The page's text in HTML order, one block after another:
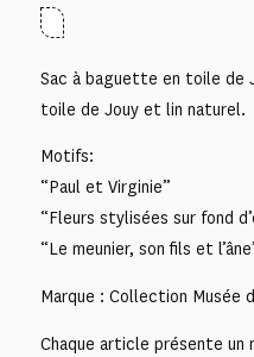
Sac à baguette en toile de
toile de Jouy et lin naturel.
Motifs:
“Paul et Virginie”
“Fleurs stylisées sur fond
“Le meunier, son fils et
Marque : Collection Musée
Chaque article présente